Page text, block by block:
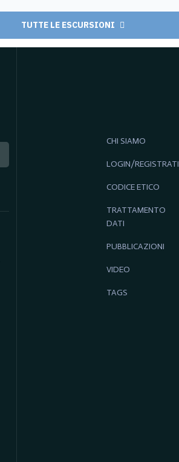
TUTTE LE ESCURSIONI
CHI SIAMO
LOGIN/REGISTRATI
CODICE ETICO
TRATTAMENTO
DATI
PUBBLICAZIONI
VIDEO
TAGS